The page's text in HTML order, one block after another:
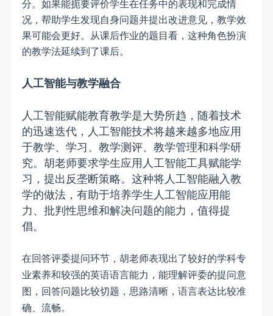
分。如果能扼要评价学生在任务中的表现和完成情
况，帮助学生发现自身问题并提出改进意见，教学效
果可能会更好。从课后作业的题目看，这种角色扮演
的教学法延续到了课后。
人工智能与教学融合
人工智能赋能教育教学是大势所趋，随着技术
的迅速迭代，人工智能技术将越来越多地应用
于教学、学习、教学测评、教学管理和科学研
究。胡老师要求学生应用人工智能工具赋能学
习，提出 反垄断策略。这种将人工智能融入教
学的做法，有助于培养学生人工智能应用能
力、批判性思维和解决问题的能力，值得提
倡。
在回答评委提问环节，胡老师表现出了较好的学科专
业素养和较强的英语语言能力，能理解评委的提问意
图，回答问题比较切题，思路清晰，语言表达比较准
确、流畅。